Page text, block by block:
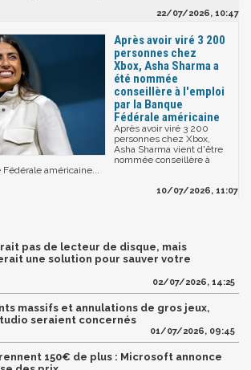
22/07/2026, 10:47
Après avoir viré 3 200
personnes chez
Xbox, Asha Sharma a
été nommée
conseillère à l'emploi
par la Banque
Fédérale américaine
Après avoir viré 3 200
personnes chez Xbox,
Asha Sharma vient d'être
nommée conseillère à
américaine...
10/07/2026, 11:07
pas de lecteur de disque, mais
une solution pour sauver votre
02/07/2026, 14:25
massifs et annulations de gros jeux,
seraient concernés
01/07/2026, 09:45
150€ de plus : Microsoft annonce